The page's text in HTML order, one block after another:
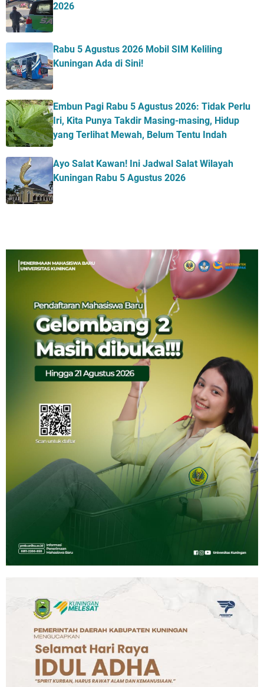
2026
Rabu 5 Agustus 2026 Mobil SIM Keliling
Kuningan Ada di Sini!
Embun Pagi Rabu 5 Agustus 2026: Tidak Perlu
Iri, Kita Punya Takdir Masing-masing, Hidup
yang Terlihat Mewah, Belum Tentu Indah
Ayo Salat Kawan! Ini Jadwal Salat Wilayah
Kuningan Rabu 5 Agustus 2026